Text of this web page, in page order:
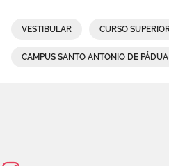
VESTIBULAR CURSO
CAMPUS SANTO ANTONIO DE PÁDUA